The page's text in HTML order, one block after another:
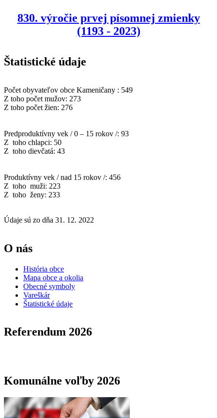
830. výročie prvej písomnej zmienky
(1193 - 2023)
Štatistické údaje
Počet obyvateľov obce Kameničany : 549
Z toho počet mužov: 273
Z toho počet žien: 276
Predproduktívny vek / 0 – 15 rokov /: 93
Z toho chlapci: 50
Z toho dievčatá: 43
Produktívny vek / nad 15 rokov /: 456
Z toho muži: 223
Z toho ženy: 233
Údaje sú zo dňa 31. 12. 2022
O nás
História obce
Mapa obce a okolia
Obecné symboly
Vareškár
Štatistické údaje
Referendum 2026
Komunálne voľby 2026